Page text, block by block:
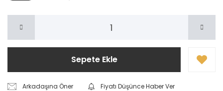
Sepete Ekle
Arkadaşına Öner
Fiyatı Düşünce Haber Ver